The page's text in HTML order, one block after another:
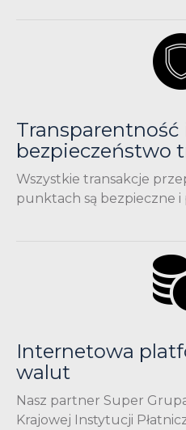
Transparentność
bezpieczeństwo
Wszystkie transakcje
punktach są bezpieczne i
Internetowa
walut
Nasz partner Super
Krajowej Instytucji